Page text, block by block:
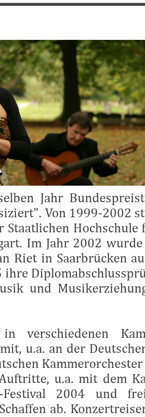
Jahr
Von 1999-2002
Staatlichen
Im Jahr 2002
Riet in Saarbrücken
ihre
und
verschiedenen
u.a. an der
u.a. mit dem
Festival 2004 und
ab.